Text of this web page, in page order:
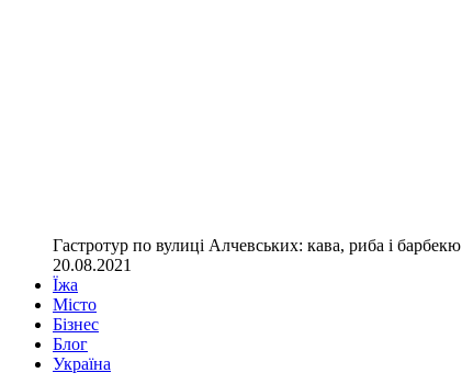
Гастротур по вулиці Алчевських: кава, риба і барбекю
20.08.2021
Їжа
Місто
Бізнес
Блог
Україна